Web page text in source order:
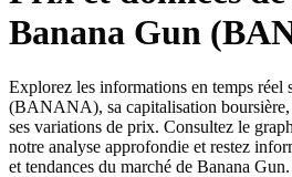
Banana Gun
Explorez les informations en temps réel
(BANANA), sa capitalisation boursière,
ses variations de prix. Consultez le
notre analyse approfondie et restez
et tendances du marché de Banana Gun.